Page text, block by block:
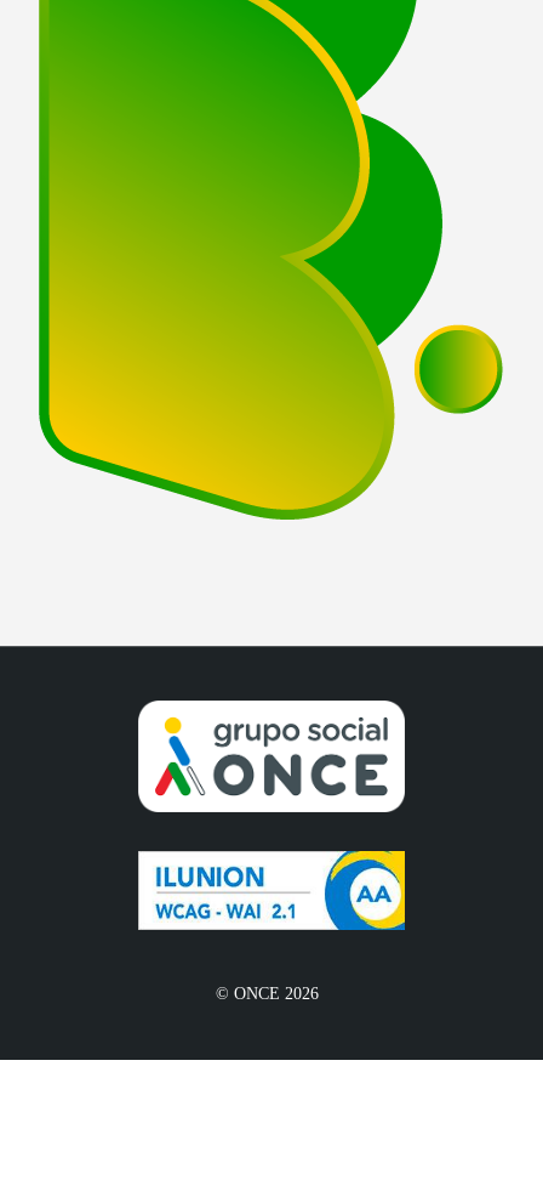
© ONCE 2026